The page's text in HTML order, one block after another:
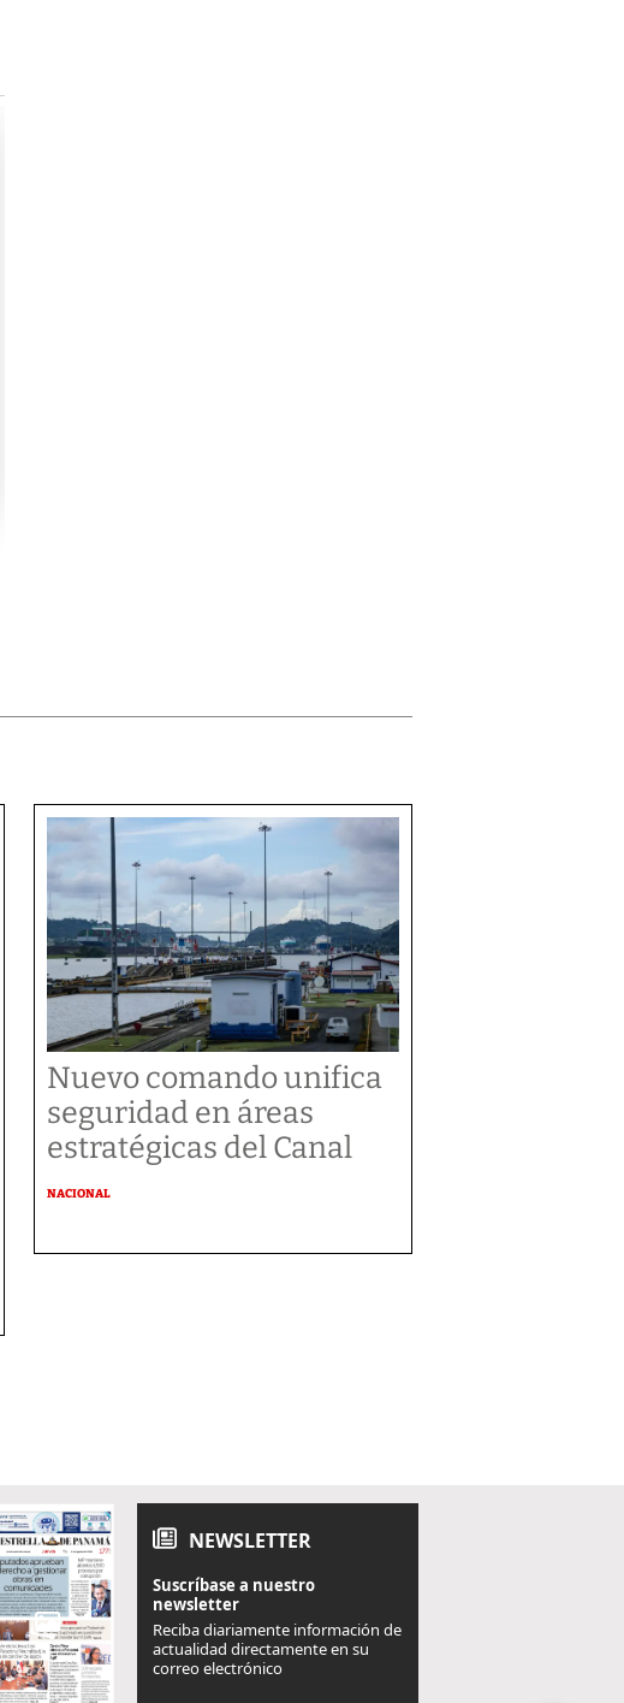
Nuevo comando unifica
seguridad en áreas
estratégicas del Canal
NACIONAL
NEWSLETTER
Suscríbase a nuestro
newsletter
Reciba diariamente información de
actualidad directamente en su
correo electrónico